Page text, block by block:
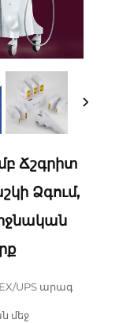
Ճշգրիտ
Ձգում,
UPS արագ
մեջ